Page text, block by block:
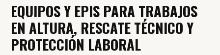
EQUIPOS Y EPIS PARA TRABAJOS
EN ALTURA, RESCATE TÉCNICO Y
PROTECCIÓN LABORAL